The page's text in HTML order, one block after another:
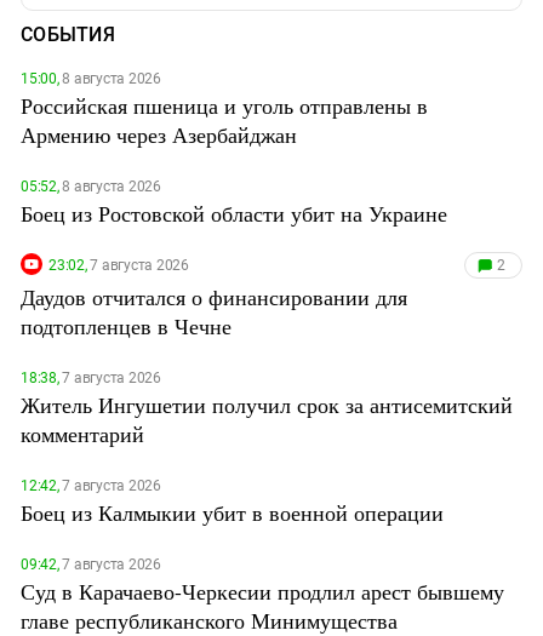
СОБЫТИЯ
15:00,8 августа 2026
Российская пшеница и уголь отправлены в
Армению через Азербайджан
05:52,8 августа 2026
Боец из Ростовской области убит на Украине
23:02,7 августа 2026 2
Даудов отчитался о финансировании для
подтопленцев в Чечне
18:38,7 августа 2026
Житель Ингушетии получил срок за антисемитский
комментарий
12:42,7 августа 2026
Боец из Калмыкии убит в военной операции
09:42,7 августа 2026
Суд в Карачаево-Черкесии продлил арест бывшему
главе республиканского Минимущества